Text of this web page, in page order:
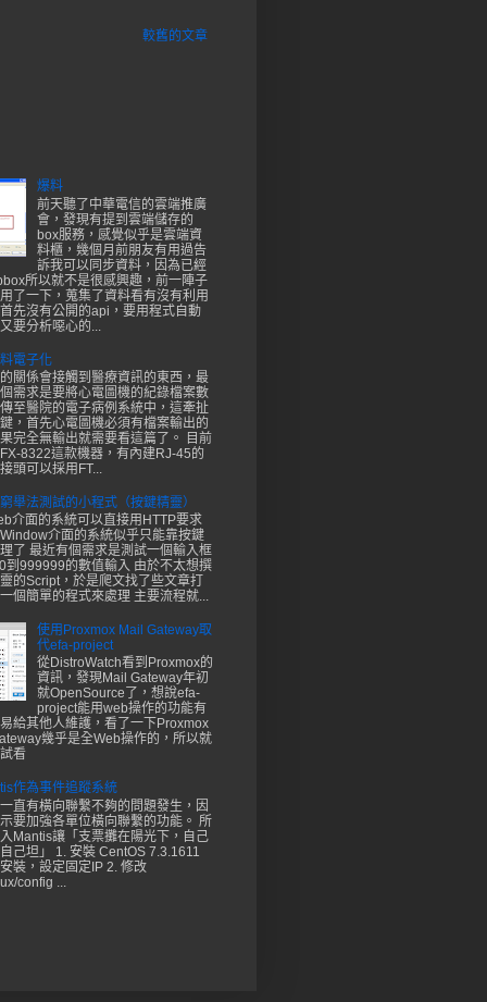
較舊的文章
爆料
前天聽了中華電信的雲端推廣
會，發現有提到雲端儲存的
box服務，感覺似乎是雲端資
料櫃，幾個月前朋友有用過告
訴我可以同步資料，因為已經
所以就不是很感興趣，前一陣子
了一下，蒐集了資料看有沒有利用
先沒有公開的api，要用程式自動
要分析噁心的...
電子化
關係會接觸到醫療資訊的東西，最
需求是要將心電圖機的紀錄檔案數
至醫院的電子病例系統中，這牽扯
，首先心電圖機必須有檔案輸出的
完全無輸出就需要看這篇了。 目前
8322這款機器，有內建RJ-45的
頭可以採用FT...
舉法測試的小程式（按鍵精靈）
介面的系統可以直接用HTTP要求
介面的系統似乎只能靠按鍵
了 最近有個需求是測試一個輸入框
到999999的數值輸入 由於不太想撰
的Script，於是爬文找了些文章打
個簡單的程式來處理 主要流程就...
使用Proxmox Mail Gateway取
代efa-project
從DistroWatch看到Proxmox的
資訊，發現Mail Gateway年初
就OpenSource了，想說efa-
project能用web操作的功能有
給其他人維護，看了一下Proxmox
幾乎是全Web操作的，所以就
看
作為事件追蹤系統
直有橫向聯繫不夠的問題發生，因
要加強各單位橫向聯繫的功能。 所
Mantis讓「支票攤在陽光下，自己
己坦」 1. 安裝 CentOS 7.3.1611
裝，設定固定IP 2. 修改
config ...